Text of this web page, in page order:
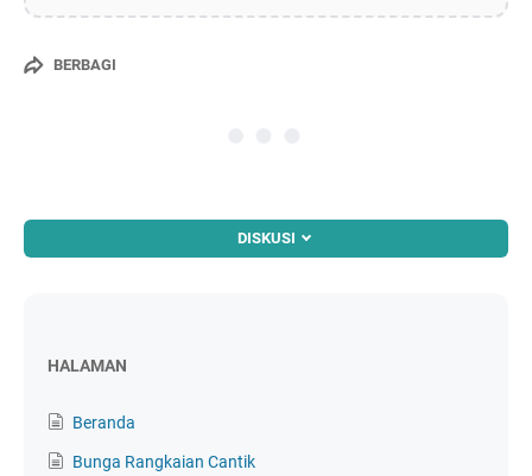
BERBAGI
DISKUSI
HALAMAN
Beranda
Bunga Rangkaian Cantik